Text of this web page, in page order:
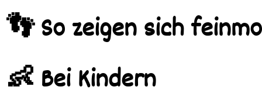
👣 So zeigen sich
👶 Bei Kindern